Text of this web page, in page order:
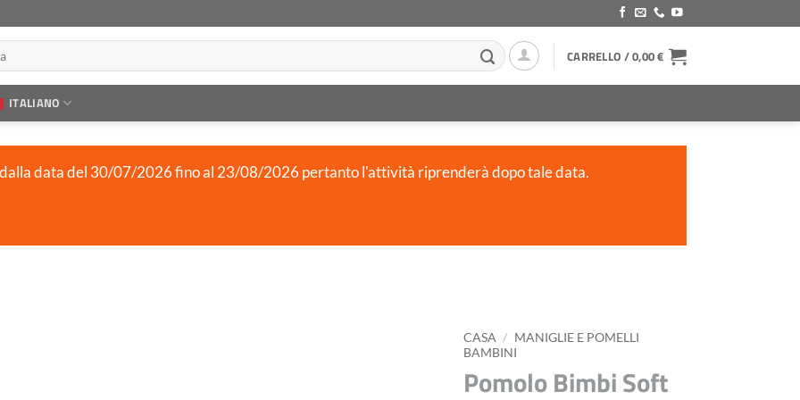
CARRELLO /0,00€
ITALIANO
dalla data del 30/07/2026 fino al 23/08/2026 pertanto l'attività riprenderà dopo tale data.
CASA / MANIGLIE E POMELLI
BAMBINI
Pomolo Bimbi Soft